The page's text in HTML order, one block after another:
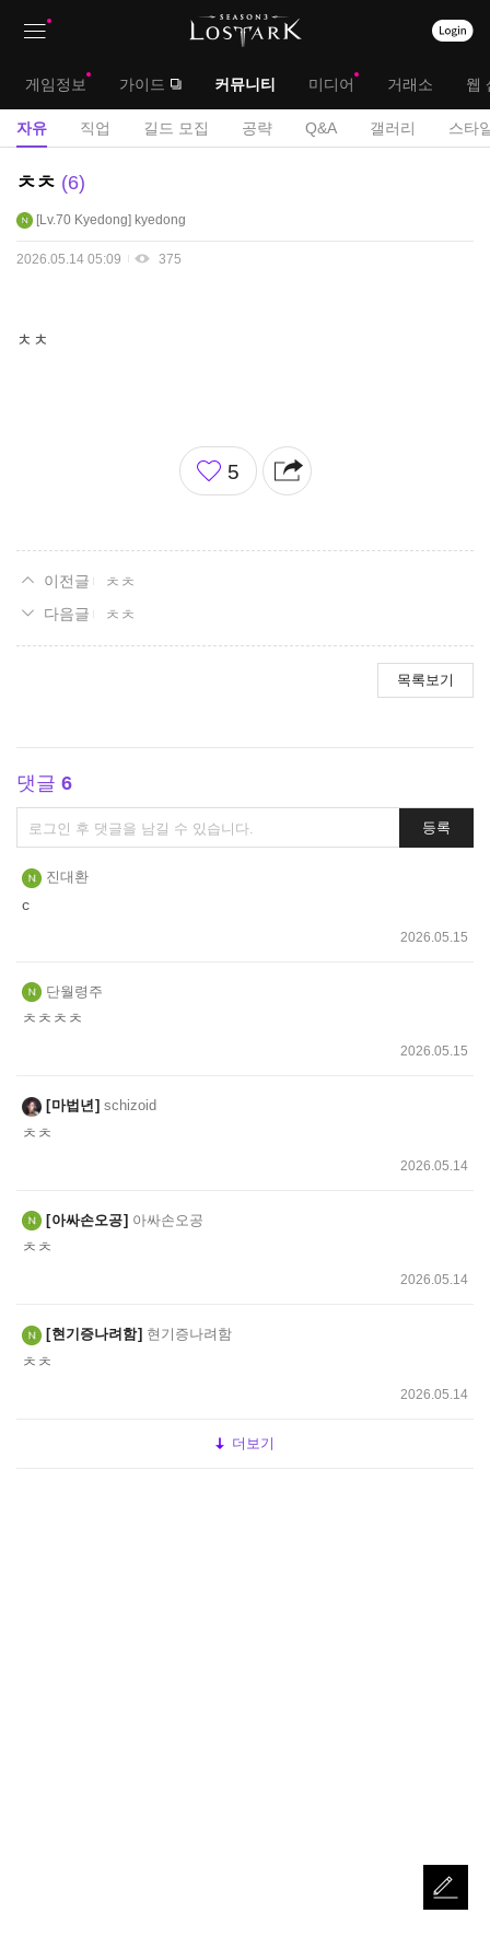
대
메
게임정보 가이드 커뮤니티 미디어 거래소 웹
서
자유 직업 길드 모집 공략 Q&A 갤러리 스타
자
게
ㅊㅊ 6
Lv.70 Kyedong kyedong
2026.05.14 05:09 375
ㅊㅊ
좋
아
5
ㅊㅊ
ㅊㅊ
목록보기
댓글 6
댓
글
쓰
기
등록
진대환
c
2026.05.15
단월령주
ㅊㅊㅊㅊ
2026.05.15
마법년 schizoid
ㅊㅊ
2026.05.14
아싸손오공 아싸손오공
ㅊㅊ
2026.05.14
현기증나려함 현기증나려함
ㅊㅊ
2026.05.14
더보기